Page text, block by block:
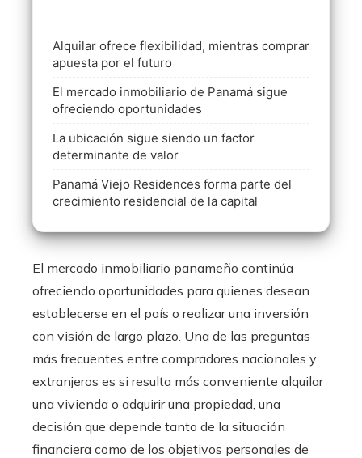
Alquilar ofrece flexibilidad, mientras comprar
apuesta por el futuro
El mercado inmobiliario de Panamá sigue
ofreciendo oportunidades
La ubicación sigue siendo un factor
determinante de valor
Panamá Viejo Residences forma parte del
crecimiento residencial de la capital
El mercado inmobiliario panameño continúa
ofreciendo oportunidades para quienes desean
establecerse en el país o realizar una inversión
con visión de largo plazo. Una de las preguntas
más frecuentes entre compradores nacionales y
extranjeros es si resulta más conveniente alquilar
una vivienda o adquirir una propiedad, una
decisión que depende tanto de la situación
financiera como de los objetivos personales de